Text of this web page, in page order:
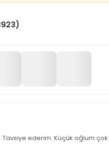
ederim. Küçük oğlum